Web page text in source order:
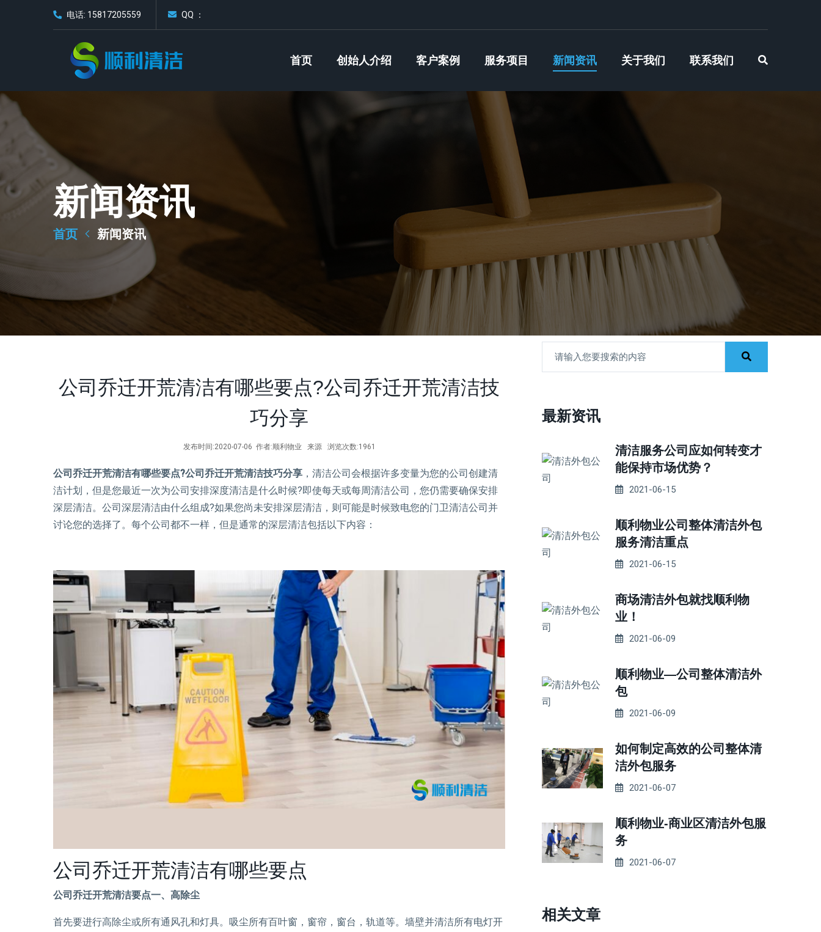
电话: 15817205559 QQ ：
首页 创始人介绍 客户案例 服务项目 新闻资讯 关于我们 联系我们
新闻资讯
首页 新闻资讯
公司乔迁开荒清洁有哪些要点?公司乔迁开荒清洁技
巧分享
发布时间:2020-07-06 作者:顺利物业 来源 浏览次数:1961
公司乔迁开荒清洁有哪些要点?公司乔迁开荒清洁技巧分享 ，清洁公司会根据许多变量为您的公司创建清
洁计划，但是您最近一次为公司安排深度清洁是什么时候?即使每天或每周清洁公司，您仍需要确保安排
深层清洁。公司深层清洁由什么组成?如果您尚未安排深层清洁，则可能是时候致电您的门卫清洁公司并
讨论您的选择了。每个公司都不一样，但是通常的深层清洁包括以下内容：
公司乔迁开荒清洁有哪些要点
公司乔迁开荒清洁要点一、高除尘
首先要进行高除尘或所有通风孔和灯具。吸尘所有百叶窗，窗帘，窗台，轨道等。墙壁并清洁所有电灯开
最新资讯
清洁服务公司应如何转变才
能保持市场优势？
2021-06-15
顺利物业公司整体清洁外包
服务清洁重点
2021-06-15
商场清洁外包就找顺利物
业！
2021-06-09
顺利物业—公司整体清洁外
包
2021-06-09
如何制定高效的公司整体清
洁外包服务
2021-06-07
顺利物业-商业区清洁外包服
务
2021-06-07
相关文章